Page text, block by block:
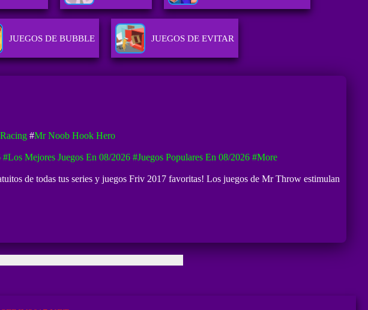
JUEGOS DE BUBBLE JUEGOS DE EVITAR
#Mr Noob Hook Hero
#Los Mejores Juegos En 08/2026 #Juegos Populares En 08/2026 #more
de todas tus series y juegos Friv 2017 favoritas! Los juegos de Mr Throw estimulan